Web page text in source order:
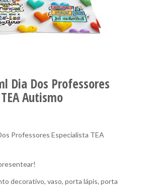
Dia Dos Professores
Autismo
Professores Especialista TEA
decorativo, vaso, porta lápis, porta